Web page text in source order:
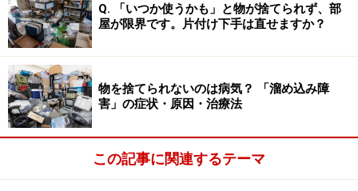
Q. 「いつか使うかも」と物が捨てられず、部
屋が限界です。片付け下手は直せますか？
物を捨てられないのは病気？ 「溜め込み障
害」の症状・原因・治療法
この記事に関連するテーマ